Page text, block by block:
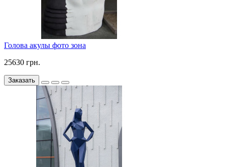
Голова акулы фото зона
25630 грн.
Заказать